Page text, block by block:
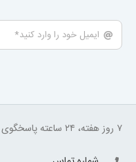
۷ روز هفته، ۲۴ ساعته پاسخگوی شما هستیم.